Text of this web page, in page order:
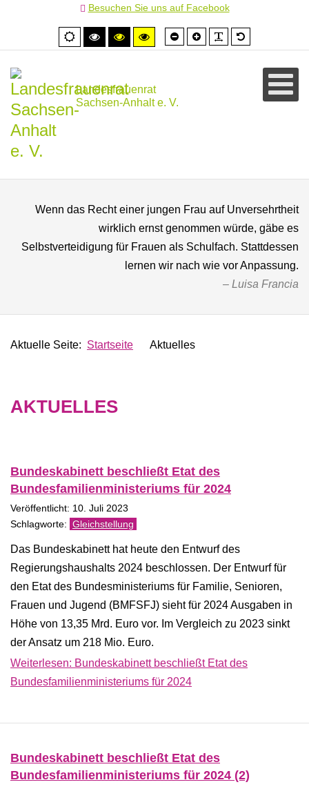
Besuchen Sie uns auf Facebook
Normale
Ansicht
Hoher
Kontrast
Hoher
Kontrast
Hoher
Kontrast
Schrift
kleiner
Schrift
größer
Landesfrauenrat
Sachsen-Anhalt e. V.
Wenn das Recht einer jungen Frau auf Unversehrtheit
wirklich ernst genommen würde, gäbe es
Selbstverteidigung für Frauen als Schulfach. Stattdessen
lernen wir nach wie vor Anpassung.
Luisa Francia
Aktuelle Seite: Startseite Aktuelles
AKTUELLES
Bundeskabinett beschließt Etat des
Bundesfamilienministeriums für 2024
Veröffentlicht: 10. Juli 2023
Gleichstellung
Das Bundeskabinett hat heute den Entwurf des
Regierungshaushalts 2024 beschlossen. Der Entwurf für
den Etat des Bundesministeriums für Familie, Senioren,
Frauen und Jugend (BMFSFJ) sieht für 2024 Ausgaben in
Höhe von 13,35 Mrd. Euro vor. Im Vergleich zu 2023 sinkt
der Ansatz um 218 Mio. Euro.
Weiterlesen: Bundeskabinett beschließt Etat des
Bundesfamilienministeriums für 2024
Bundeskabinett beschließt Etat des
Bundesfamilienministeriums für 2024 (2)